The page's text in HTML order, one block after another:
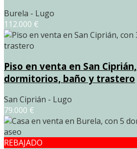
Burela - Lugo
112.000 €
Piso en venta en San
dormitorios, baño y trastero
San Ciprián - Lugo
79.000 €
REBAJADO